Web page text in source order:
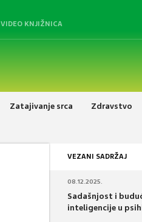
VIDEO KNJIŽNICA
Zatajivanje srca Zdravstvo
VEZANI SADRŽAJ
08.12.2025.
Sadašnjost i
inteligencije u